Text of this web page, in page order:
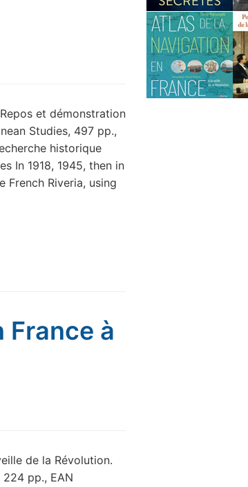
et démonstration
Studies, 497 pp.,
historique
In 1918, 1945, then in
French Riveria, using
France à
de la Révolution.
pp., EAN